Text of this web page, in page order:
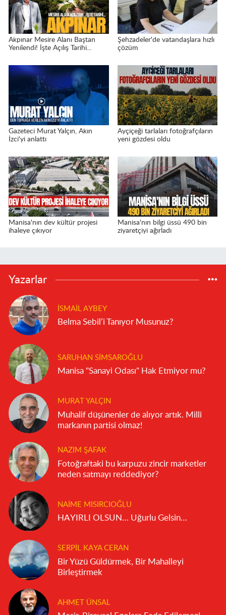
Akpınar Mesire Alanı Baştan
Yenilendi! İşte Açılış Tarihi...
Şehzadeler'de vatandaşlara hızlı
çözüm
Gazeteci Murat Yalçın, Akın
İzci'yi anlattı
Ayçiçeği tarlaları fotoğrafçıların
yeni gözdesi oldu
Manisa'nın dev kültür projesi
ihaleye çıkıyor
Manisa'nın bilgi üssü 490 bin
ziyaretçiyi ağırladı
Yazarlar
İSMAIL AYBEY
Belma Sebil’i Tanıyor Musunuz?
SARUHAN SIMSAROĞLU
Manisa "Sanayi Odası" Hak Etmiyor mu?
MURAT YALÇIN
Muhalif düşünenler de alıyor artık. Milli
markanın partisi olmaz!
NAZIM ŞAFAK
Fotoğraftaki bu karpuzu zincir marketler
neden satmayı reddediyor?
NAIME MISIRCIOĞLU
HAYIRLI OLSUN… Uğurlu Gelsin…
SERPIL KAYA CERAN
Bir Yüzü Güldürmek, Bir Mahalleyi
Birleştirmek
AHMET ÜNSAL